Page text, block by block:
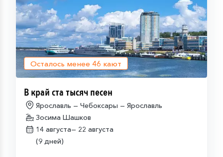
Осталось менее 46 кают
В край ста тысяч песен
Ярославль — Чебоксары — Ярославль
Зосима Шашков
14 августа— 22 августа
(9 дней)